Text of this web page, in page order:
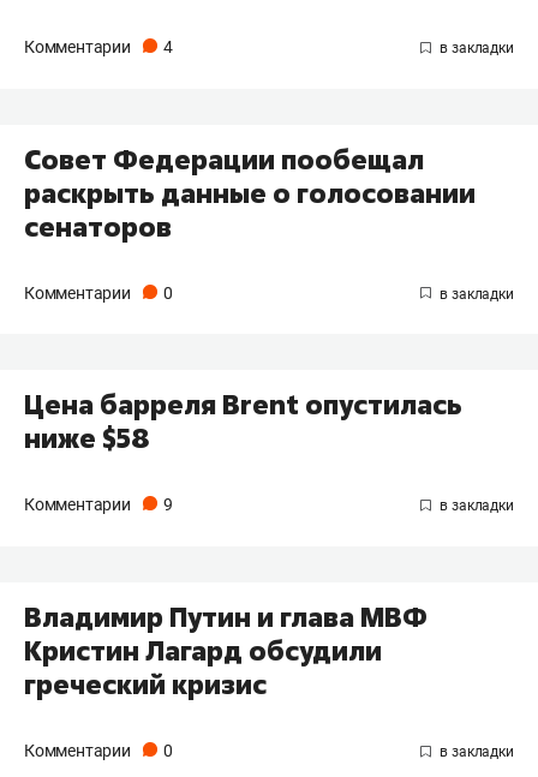
Комментарии 4
Совет Федерации пообещал
раскрыть данные о голосовании
сенаторов
Комментарии 0
Цена барреля Brent опустилась
ниже $58
Комментарии 9
Владимир Путин и глава МВФ
Кристин Лагард обсудили
греческий кризис
Комментарии 0